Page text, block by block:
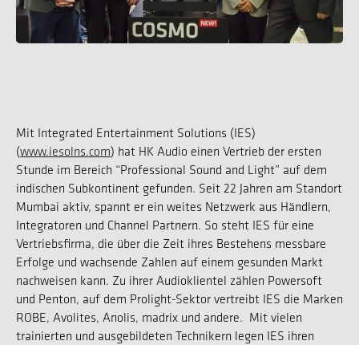
Mit Integrated Entertainment Solutions (IES)
(www.iesolns.com) hat HK Audio einen Vertrieb der ersten
Stunde im Bereich “Professional Sound and Light” auf dem
indischen Subkontinent gefunden. Seit 22 Jahren am Standort
Mumbai aktiv, spannt er ein weites Netzwerk aus Händlern,
Integratoren und Channel Partnern. So steht IES für eine
Vertriebsfirma, die über die Zeit ihres Bestehens messbare
Erfolge und wachsende Zahlen auf einem gesunden Markt
nachweisen kann. Zu ihrer Audioklientel zählen Powersoft
und Penton, auf dem Prolight-Sektor vertreibt IES die Marken
ROBE, Avolites, Anolis, madrix und andere. Mit vielen
trainierten und ausgebildeten Technikern legen IES ihren